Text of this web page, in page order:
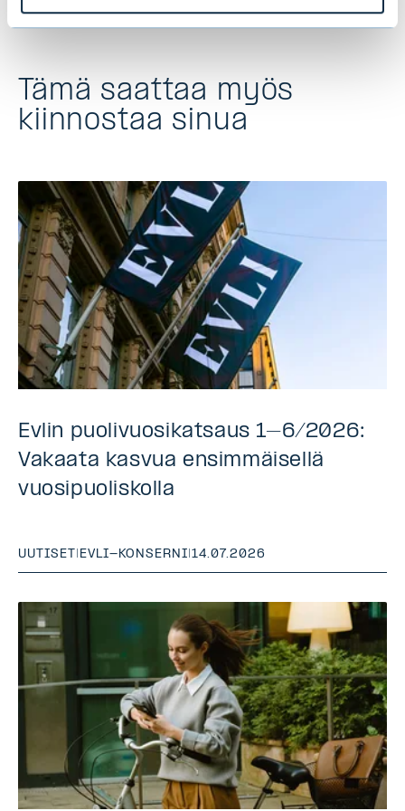
Tämä saattaa myös
kiinnostaa sinua
Evlin puolivuosikatsaus 1–6/2026:
Vakaata kasvua ensimmäisellä
vuosipuoliskolla
UUTISET EVLI-KONSERNI |14.07.2026